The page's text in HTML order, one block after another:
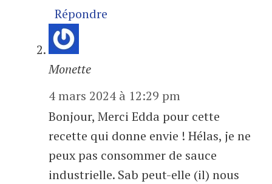
Répondre
Monette
4 mars 2024 à 12:29 pm
Bonjour, Merci Edda pour cette
recette qui donne envie ! Hélas, je ne
peux pas consommer de sauce
industrielle. Sab peut-elle (il) nous